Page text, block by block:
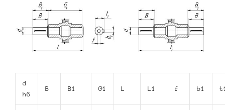
d
h6
B B1 G1 L L1 f b1